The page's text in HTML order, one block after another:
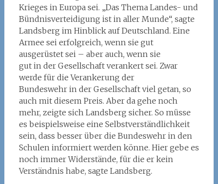
Krieges in Europa sei. „Das Thema Landes- und
Bündnisverteidigung ist in aller Munde“, sagte
Landsberg im Hinblick auf Deutschland. Eine
Armee sei erfolgreich, wenn sie gut
ausgerüstet sei – aber auch, wenn sie
gut in der Gesellschaft verankert sei. Zwar
werde für die Verankerung der
Bundeswehr in der Gesellschaft viel getan, so
auch mit diesem Preis. Aber da gehe noch
mehr, zeigte sich Landsberg sicher. So müsse
es beispielsweise eine Selbstverständlichkeit
sein, dass besser über die Bundeswehr in den
Schulen informiert werden könne. Hier gebe es
noch immer Widerstände, für die er kein
Verständnis habe, sagte Landsberg.